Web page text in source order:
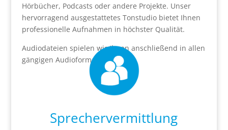
Hörbücher, Podcasts oder andere Projekte. Unser
hervorragend ausgestattetes Tonstudio bietet Ihnen
professionelle Aufnahmen in höchster Qualität.
Audiodateien spielen wir Ihnen anschließend in allen
gängigen Audioformaten aus.
Sprechervermittlung